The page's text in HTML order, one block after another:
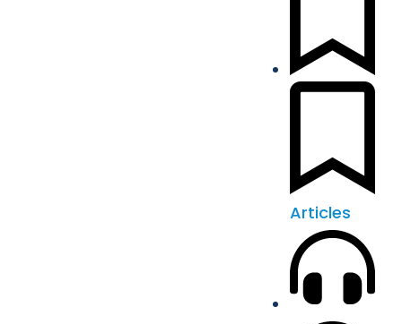
Articles